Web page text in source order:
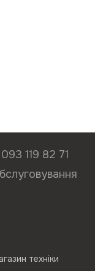
093 119 82 71
техніки